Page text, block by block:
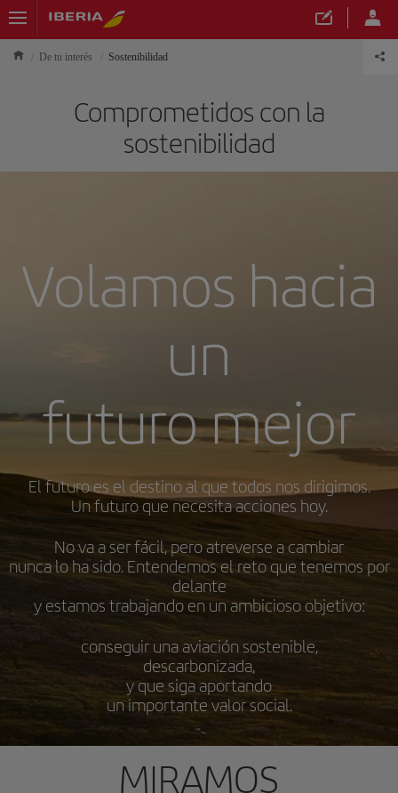
De tu interés Sostenibilidad
Comprometidos con la
sostenibilidad
Volamos hacia
un
futuro mejor
El futuro es el destino al que todos nos dirigimos.
Un futuro que necesita acciones hoy.
No va a ser fácil, pero atreverse a cambiar
nunca lo ha sido. Entendemos el reto que tenemos por
delante
y estamos trabajando en un ambicioso objetivo:
conseguir una aviación sostenible,
descarbonizada,
y que siga aportando
un importante valor social.
MIRAMOS